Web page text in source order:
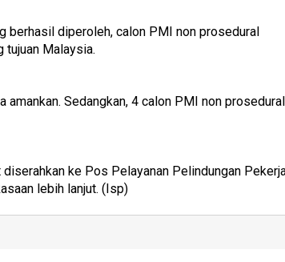
berhasil diperoleh, calon PMI non prosedural
tujuan Malaysia.
Sedangkan, 4 calon PMI non prosedural
ke Pos Pelayanan Pelindungan
lebih lanjut. (Isp)